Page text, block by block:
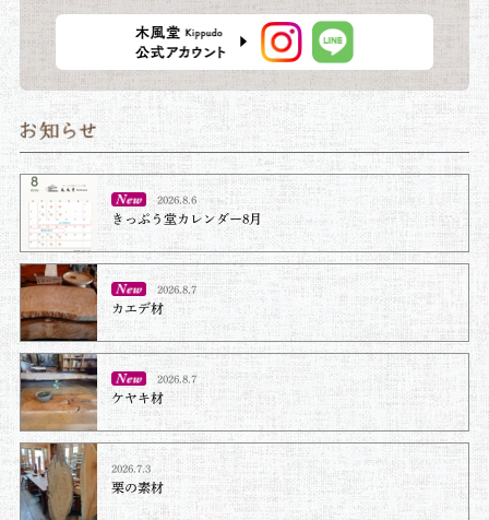
2026.8.6
きっぷう堂カレンダー8月
2026.8.7
カエデ材
2026.8.7
ケヤキ材⁡
2026.7.3
栗の素材